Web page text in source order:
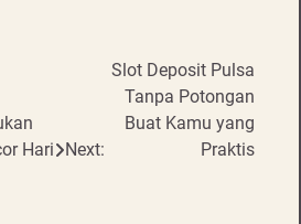
Hari
Next:
Slot Deposit Pulsa
Tanpa Potongan
Buat Kamu yang
Praktis